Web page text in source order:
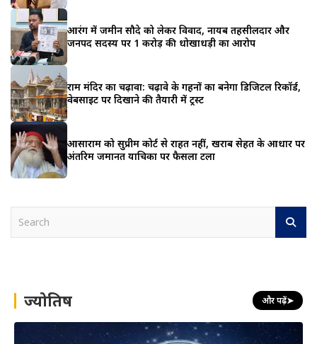
आरंग में जमीन सौदे को लेकर विवाद, नायब तहसीलदार और
जनपद सदस्य पर 1 करोड़ की धोखाधड़ी का आरोप
राम मंदिर का चढ़ावा: चढ़ावे के गहनों का बनेगा डिजिटल रिकॉर्ड,
वेबसाइट पर दिखाने की तैयारी में ट्रस्ट
आसाराम को सुप्रीम कोर्ट से राहत नहीं, खराब सेहत के आधार पर
अंतरिम जमानत याचिका पर फैसला टला
h ज्योतिष और पढ़ें➤